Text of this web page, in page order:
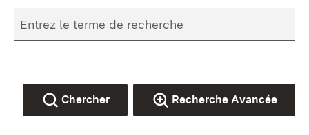
Chercher Recherche Avancée